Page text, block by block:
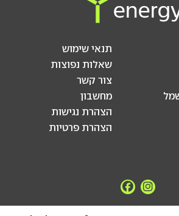
תנאי שימוש
שאלות נפוצות
צור קשר
מחשבון
הצהרת נגישות
הצהרת פרטיות